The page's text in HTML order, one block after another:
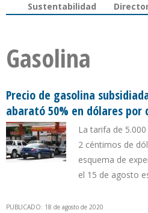
Sustentabilidad
Gasolina
Precio de gasolina
abarató 50% en dólares
La tarifa de
2 céntimos de
esquema de
el 15 de agosto
PUBLICADO: 18 de agosto de 2020